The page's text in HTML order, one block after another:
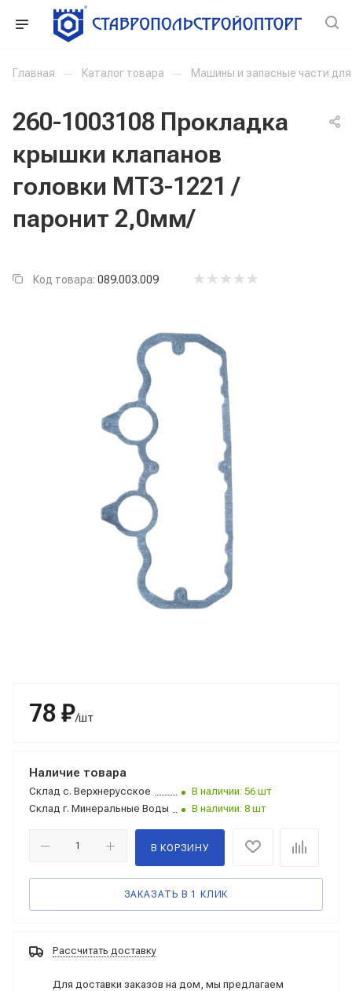
Главная — Каталог товара — Машины и запасные части
260-1003108 Прокладка
крышки клапанов
головки МТЗ-1221 /
паронит 2,0мм/
Код товара: 089.003.009
78 ₽/шт
Наличие товара
Склад с. Верхнерусское
В наличии: 56 шт
Склад г. Минеральные Воды В наличии: 8 шт
В КОРЗИНУ
ЗАКАЗАТЬ В 1 КЛИК
Рассчитать доставку
Для доставки заказов на дом, мы предлагаем